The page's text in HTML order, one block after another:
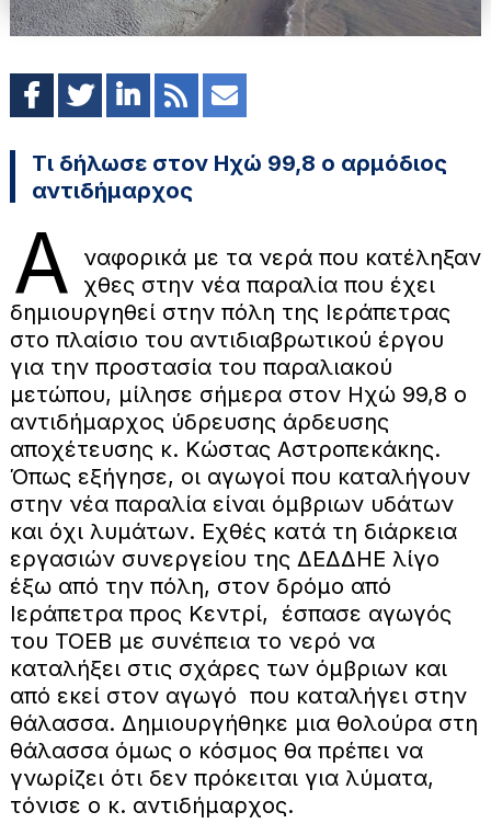
Τι δήλωσε στον Ηχώ 99,8 ο αρμόδιος
αντιδήμαρχος
Α
ναφορικά με τα νερά που κατέληξαν
χθες στην νέα παραλία που έχει
δημιουργηθεί στην πόλη της Ιεράπετρας
στο πλαίσιο του αντιδιαβρωτικού έργου
για την προστασία του παραλιακού
μετώπου, μίλησε σήμερα στον Ηχώ 99,8 ο
αντιδήμαρχος ύδρευσης άρδευσης
αποχέτευσης κ. Κώστας Αστροπεκάκης.
Όπως εξήγησε, οι αγωγοί που καταλήγουν
στην νέα παραλία είναι όμβριων υδάτων
και όχι λυμάτων. Εχθές κατά τη διάρκεια
εργασιών συνεργείου της ΔΕΔΔΗΕ λίγο
έξω από την πόλη, στον δρόμο από
Ιεράπετρα προς Κεντρί, έσπασε αγωγός
του ΤΟΕΒ με συνέπεια το νερό να
καταλήξει στις σχάρες των όμβριων και
από εκεί στον αγωγό που καταλήγει στην
θάλασσα. Δημιουργήθηκε μια θολούρα στη
θάλασσα όμως ο κόσμος θα πρέπει να
γνωρίζει ότι δεν πρόκειται για λύματα,
τόνισε ο κ. αντιδήμαρχος.